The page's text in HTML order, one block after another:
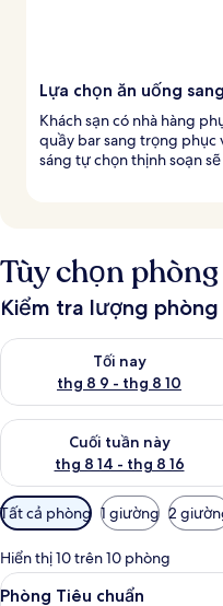
Lựa chọn ăn uống
Khách sạn có nhà hàng
quầy bar sang trọng phục
sáng tự chọn thịnh soạn
Tùy chọn phòng
Kiểm tra lượng
Tối nay
thg 8 9 - thg 8 10
Kiểm tra lượng phòng tối
Cuối tuần này
thg 8 14 - thg 8 16
Kiểm tra lượng phòng cuối
Bộ
lọc
có
thể
dùng
Tất cả phòng 1 giường 2
Hiển thị 10 trên 10 phòng
Xem
6
Phòng Tiêu chuẩn